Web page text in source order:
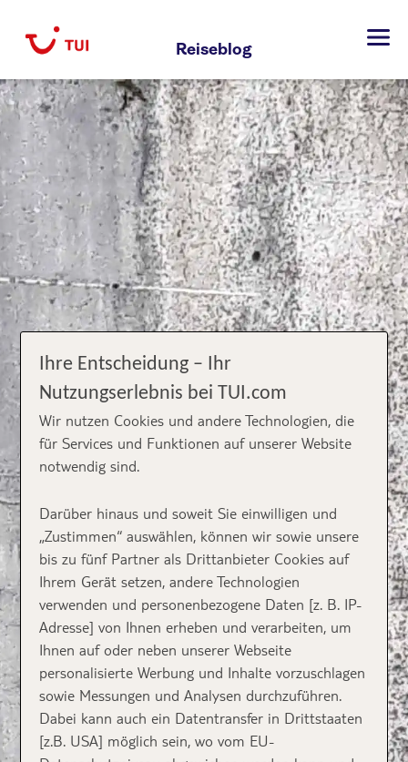
Inhalt
springen
Reiseblog
Ihre Entscheidung – Ihr
Nutzungserlebnis bei TUI.com
Wir nutzen Cookies und andere Technologien, die
für Services und Funktionen auf unserer Website
notwendig sind.
Darüber hinaus und soweit Sie einwilligen und
„Zustimmen“ auswählen, können wir sowie unsere
bis zu fünf Partner als Drittanbieter Cookies auf
Ihrem Gerät setzen, andere Technologien
verwenden und personenbezogene Daten [z. B. IP-
Adresse] von Ihnen erheben und verarbeiten, um
Ihnen auf oder neben unserer Webseite
personalisierte Werbung und Inhalte vorzuschlagen
sowie Messungen und Analysen durchzuführen.
Dabei kann auch ein Datentransfer in Drittstaaten
[z.B. USA] möglich sein, wo vom EU-